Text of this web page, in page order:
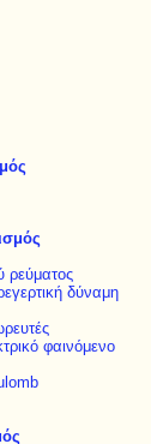
ρεύματος
δύναμη
φαινόμενο